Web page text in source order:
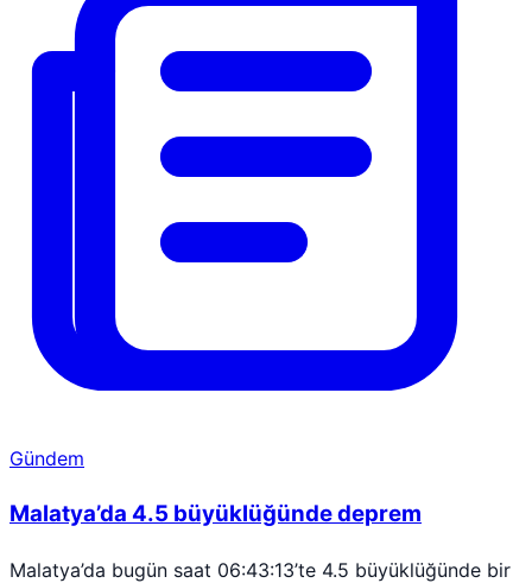
Gündem
Malatya’da 4.5 büyüklüğünde deprem
Malatya’da bugün saat 06:43:13’te 4.5 büyüklüğünde bir